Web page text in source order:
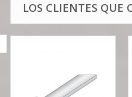
LOS CLIENTES QUE